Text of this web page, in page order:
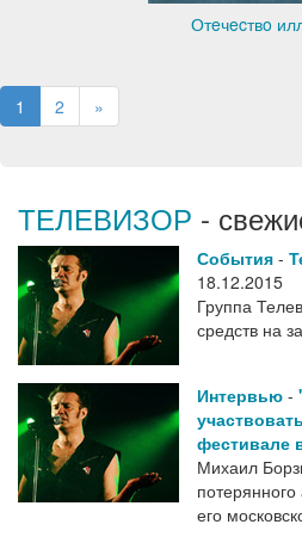
Отeчecтвo
1 2 »
ТЕЛЕВИЗОР -
События -
18.12.2015
Группа
средств на
Интервью -
фестивале
Михаил
его